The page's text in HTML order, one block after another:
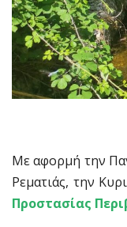
Με αφορμή την
Ρεματιάς, την
Προστασίας